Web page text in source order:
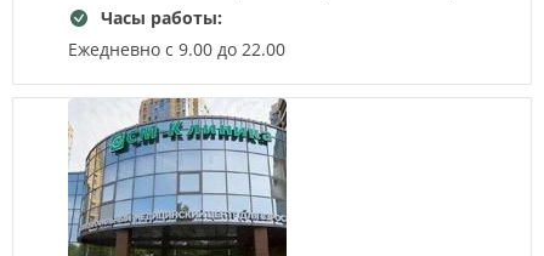
Часы работы:
Ежедневно с 9.00 до 22.00